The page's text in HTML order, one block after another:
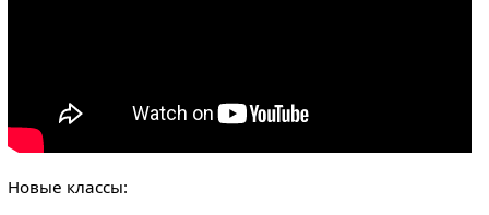
Новые классы: